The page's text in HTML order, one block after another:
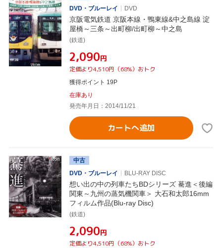
DVD・ブルーレイ
DVD
京阪電気鉄道 京阪本線・鴨東線&中之島線 淀
屋橋～三条～出町柳/出町柳～中之島
(鉄道)
¥2,090円
定価より4,510円（68%）おトク
獲得ポイント 19P
在庫あり
発売年月日：2014/11/21
カートへ追加
中古
DVD・ブルーレイ
BLU-RAY DISC
想い出の中の列車たちBDシリーズ 驀進＜後編
関東～九州の蒸気機関車＞ 大石和太郎16mm
フィルム作品(Blu-ray Disc)
(鉄道)
¥2,090円
定価より4,510円（68%）おトク